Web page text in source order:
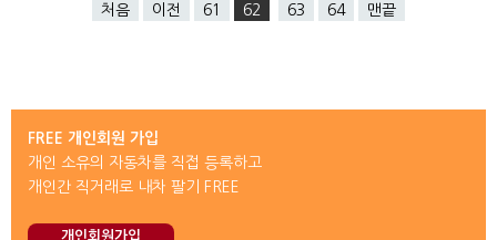
처음 이전 61 62 63 64 맨끝
FREE 개인회원 가입
개인 소유의 자동차를 직접 등록하고
개인간 직거래로 내차 팔기 FREE
개인회원가입